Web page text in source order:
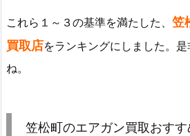
これら１～３の基準を満たした、 笠
買取店をランキングにしました。
ね。
笠松町のエアガン買取おす